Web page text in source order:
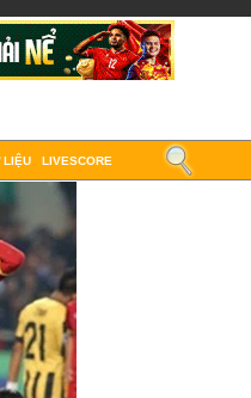
LIỆU LIVESCORE